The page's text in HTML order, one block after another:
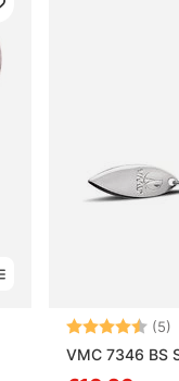
Arvio: (5)
VMC 7346 BS